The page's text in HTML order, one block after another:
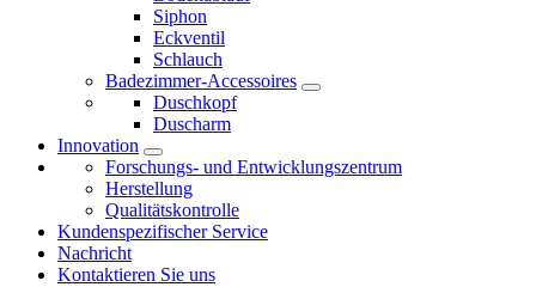
Siphon
Eckventil
Schlauch
Badezimmer-Accessoires
Duschkopf
Duscharm
Innovation
Forschungs- und Entwicklungszentrum
Herstellung
Qualitätskontrolle
Kundenspezifischer Service
Nachricht
Kontaktieren Sie uns